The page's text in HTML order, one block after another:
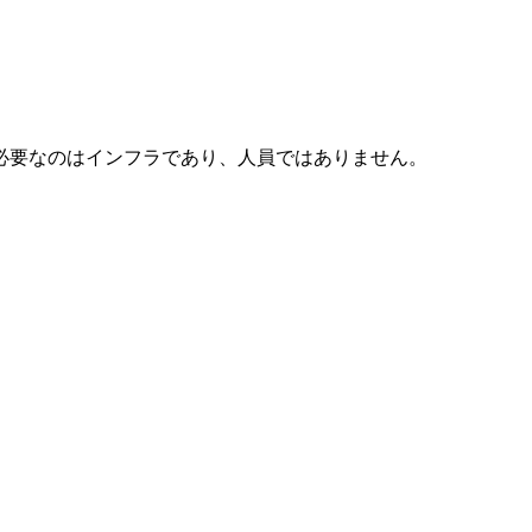
なのはインフラであり、人員ではありません。